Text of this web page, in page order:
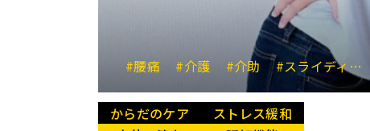
#腰痛 #介護 #介助 #スライディングシート
からだのケア
ストレス緩和